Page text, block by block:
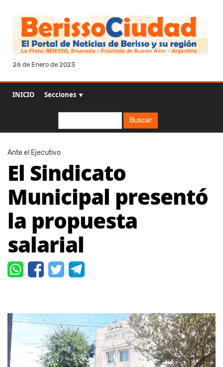
26 de Enero de 2023
INICIO Secciones ▼
Buscar
Ante el Ejecutivo
El Sindicato
Municipal presentó
la propuesta
salarial